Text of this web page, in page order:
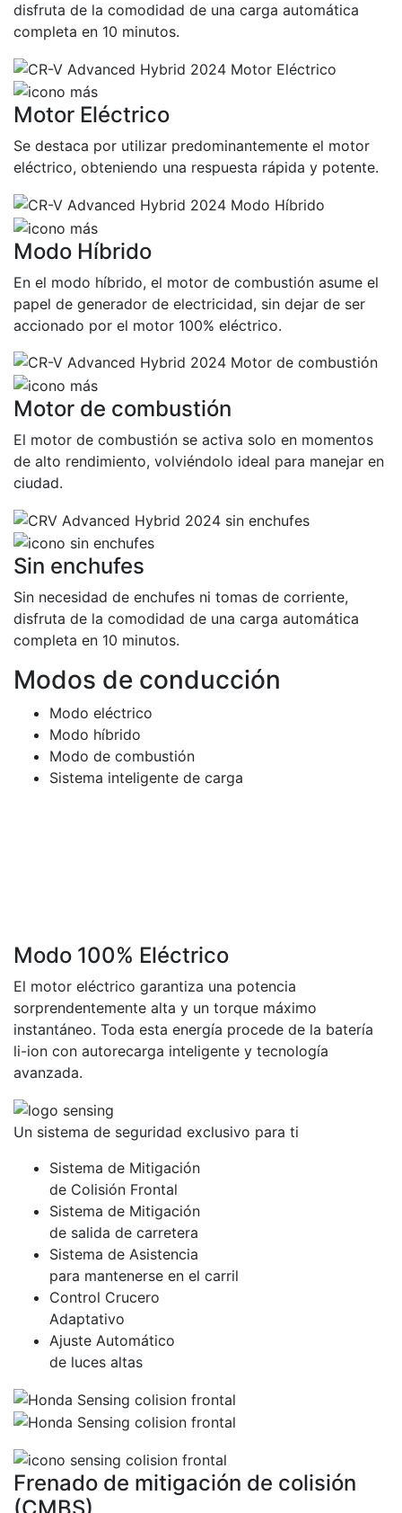
disfruta de la comodidad de una carga automática
completa en 10 minutos.
Motor Eléctrico
Se destaca por utilizar predominantemente el motor
eléctrico, obteniendo una respuesta rápida y potente.
Modo Híbrido
En el modo híbrido, el motor de combustión asume el
papel de generador de electricidad, sin dejar de ser
accionado por el motor 100% eléctrico.
Motor de combustión
El motor de combustión se activa solo en momentos
de alto rendimiento, volviéndolo ideal para manejar en
ciudad.
Sin enchufes
Sin necesidad de enchufes ni tomas de corriente,
disfruta de la comodidad de una carga automática
completa en 10 minutos.
Modos de conducción
Modo eléctrico
Modo híbrido
Modo de combustión
Sistema inteligente de carga
Modo 100% Eléctrico
El motor eléctrico garantiza una potencia
sorprendentemente alta y un torque máximo
instantáneo. Toda esta energía procede de la batería
li-ion con autorecarga inteligente y tecnología
avanzada.
Un sistema de seguridad exclusivo para ti
Sistema de Mitigación
de Colisión Frontal
Sistema de Mitigación
de salida de carretera
Sistema de Asistencia
para mantenerse en el carril
Control Crucero
Adaptativo
Ajuste Automático
de luces altas
Frenado de mitigación de colisión